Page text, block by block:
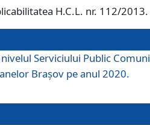
H.C.L. nr. 112/2013.
Serviciului Public
Braşov pe anul 2020.